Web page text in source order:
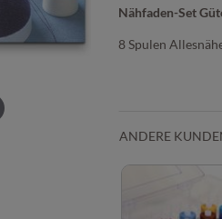
Nähfaden-Set
8 Spulen
ANDERE